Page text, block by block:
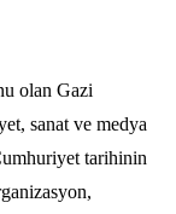
olan Gazi
sanat ve medya
tarihinin